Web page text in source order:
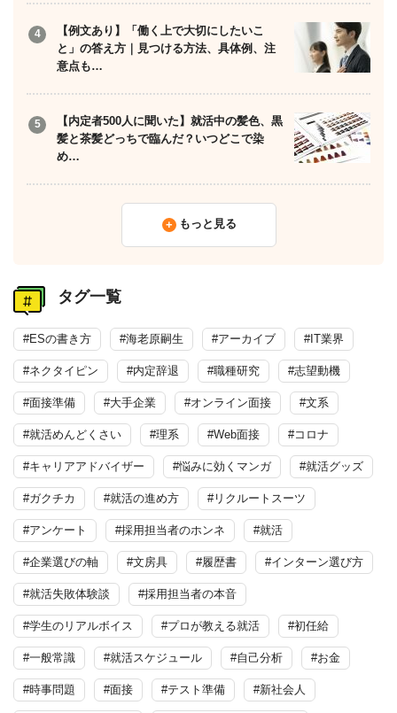
【例文あり】「働く上で大切にしたいこ
と」の答え方｜見つける方法、具体例、注
意点も…
【内定者500人に聞いた】就活中の髪色、黒
髪と茶髪どっちで臨んだ？いつどこで染
め…
もっと見る
タグ一覧
#ESの書き方 #海老原嗣生 #アーカイブ #IT業界
#ネクタイピン #内定辞退 #職種研究 #志望動機
#面接準備 #大手企業 #オンライン面接 #文系
#就活めんどくさい #理系 #Web面接 #コロナ
#キャリアアドバイザー #悩みに効くマンガ #就活グッズ
#ガクチカ #就活の進め方 #リクルートスーツ
#アンケート #採用担当者のホンネ #就活
#企業選びの軸 #文房具 #履歴書 #インターン選び方
#就活失敗体験談 #採用担当者の本音
#学生のリアルボイス #プロが教える就活 #初任給
#一般常識 #就活スケジュール #自己分析 #お金
#時事問題 #面接 #テスト準備 #新社会人